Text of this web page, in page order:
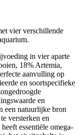
vier verschillende
in vier aparte
18% Artemia,
aanvulling op
en soortspecifieke
en
een natuurlijke bron
versterken en
essentiële omega-